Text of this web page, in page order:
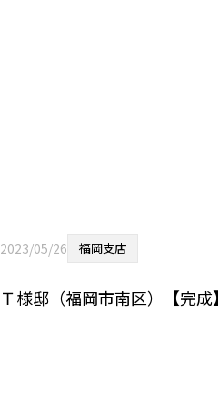
2023/05/26 福岡支店
Ｔ様邸（福岡市南区）【完成】